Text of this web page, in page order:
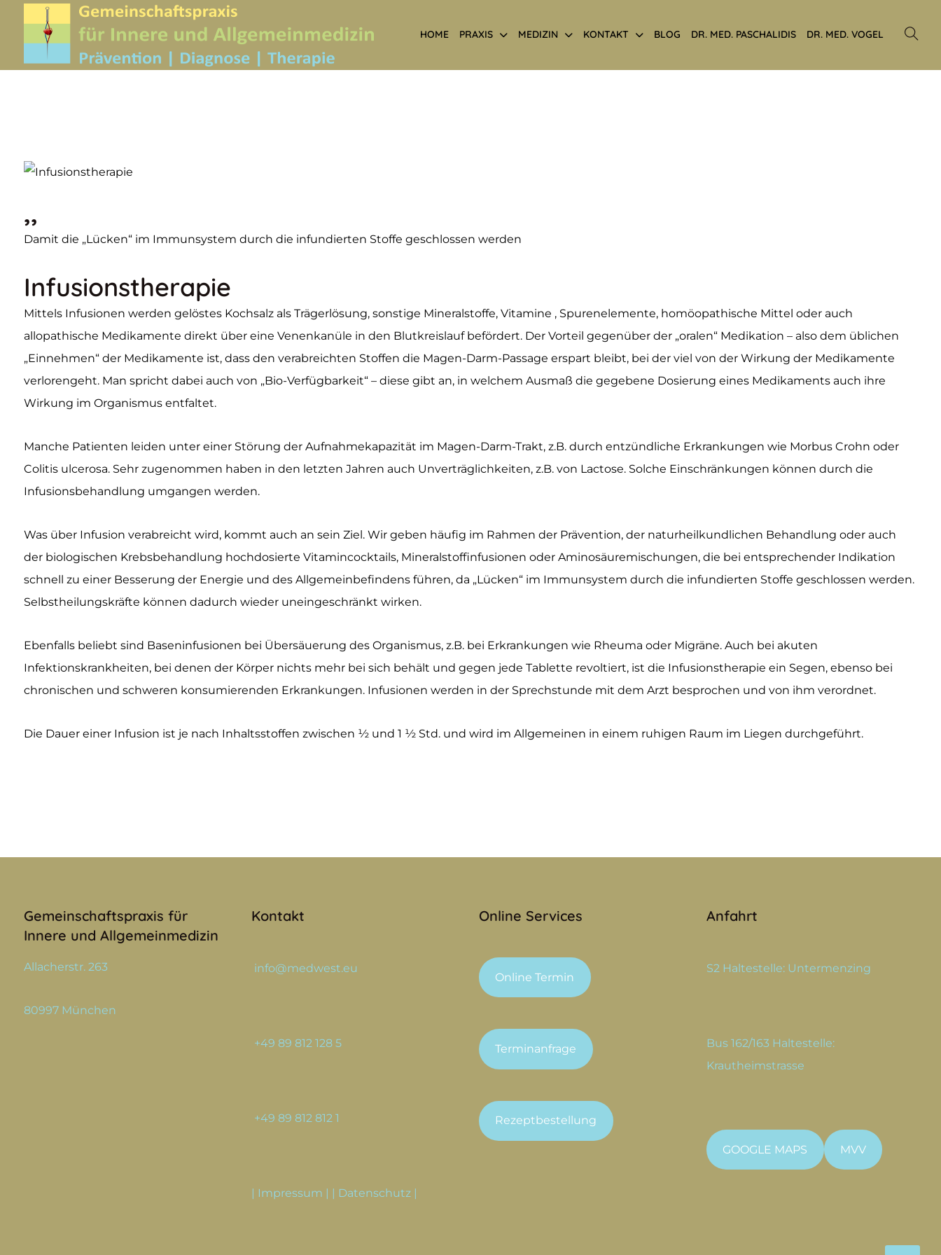
HOME PRAXIS MEDIZIN KONTAKT BLOG DR. MED. PASCHALIDIS DR. MED. VOGEL
,,
Damit die „Lücken“ im Immunsystem durch die infundierten Stoffe geschlossen werden
Infusionstherapie
Mittels Infusionen werden gelöstes Kochsalz als Trägerlösung, sonstige Mineralstoffe, Vitamine , Spurenelemente, homöopathische Mittel oder auch
allopathische Medikamente direkt über eine Venenkanüle in den Blutkreislauf befördert. Der Vorteil gegenüber der „oralen“ Medikation – also dem üblichen
„Einnehmen“ der Medikamente ist, dass den verabreichten Stoffen die Magen-Darm-Passage erspart bleibt, bei der viel von der Wirkung der Medikamente
verlorengeht. Man spricht dabei auch von „Bio-Verfügbarkeit“ – diese gibt an, in welchem Ausmaß die gegebene Dosierung eines Medikaments auch ihre
Wirkung im Organismus entfaltet.
Manche Patienten leiden unter einer Störung der Aufnahmekapazität im Magen-Darm-Trakt, z.B. durch entzündliche Erkrankungen wie Morbus Crohn oder
Colitis ulcerosa. Sehr zugenommen haben in den letzten Jahren auch Unverträglichkeiten, z.B. von Lactose. Solche Einschränkungen können durch die
Infusionsbehandlung umgangen werden.
Was über Infusion verabreicht wird, kommt auch an sein Ziel. Wir geben häufig im Rahmen der Prävention, der naturheilkundlichen Behandlung oder auch
der biologischen Krebsbehandlung hochdosierte Vitamincocktails, Mineralstoffinfusionen oder Aminosäuremischungen, die bei entsprechender Indikation
schnell zu einer Besserung der Energie und des Allgemeinbefindens führen, da „Lücken“ im Immunsystem durch die infundierten Stoffe geschlossen werden.
Selbstheilungskräfte können dadurch wieder uneingeschränkt wirken.
Ebenfalls beliebt sind Baseninfusionen bei Übersäuerung des Organismus, z.B. bei Erkrankungen wie Rheuma oder Migräne. Auch bei akuten
Infektionskrankheiten, bei denen der Körper nichts mehr bei sich behält und gegen jede Tablette revoltiert, ist die Infusionstherapie ein Segen, ebenso bei
chronischen und schweren konsumierenden Erkrankungen. Infusionen werden in der Sprechstunde mit dem Arzt besprochen und von ihm verordnet.
Die Dauer einer Infusion ist je nach Inhaltsstoffen zwischen ½ und 1 ½ Std. und wird im Allgemeinen in einem ruhigen Raum im Liegen durchgeführt.
Gemeinschaftspraxis für
Innere und Allgemeinmedizin
Allacherstr. 263
80997 München
Kontakt
info@medwest.eu
+49 89 812 128 5
+49 89 812 812 1
| Impressum | | Datenschutz |
Online Services
Online Termin
Terminanfrage
Rezeptbestellung
Anfahrt
S2 Haltestelle: Untermenzing
Bus 162/163 Haltestelle:
Krautheimstrasse
GOOGLE MAPS MVV